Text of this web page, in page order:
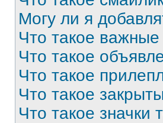
Могу ли я
Что такое
Что такое
Что такое
Что такое
Что такое значки